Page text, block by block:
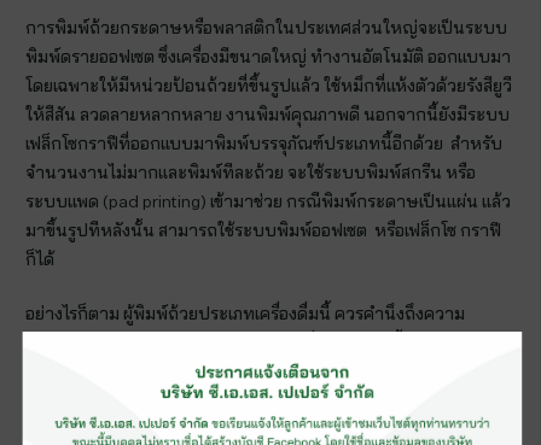
การพิมพ์ถ้วยกระดาษหรือพลาสติกในประเทศส่วนใหญ่จะเป็นระบบ
พิมพ์ดรายออฟเซต ซึ่งเครื่องมีขนาดใหญ่ ทำงานอัตโนมัติ ออกแบบมา
โดยเฉพาะให้มีหน่วยป้อนถ้วยที่ขึ้นรูปแล้ว ใช้หมึกที่แห้งตัวด้วยรังสียูวี
ให้สีสัน ลวดลายหลากหลาย งานพิมพ์คุณภาพดี นอกจากนี้ยังมีระบบ
เฟล็กโซกราฟีที่ออกแบบมาพิมพ์บรรจุภัณฑ์ประเภทนี้อีกด้วย สำหรับ
จำนวนงานไม่มากและพิมพ์ทีละถ้วย จะใช้ระบบพิมพ์สกรีน หรือ
ระบบแพด (pad printing) เข้ามาช่วย กรณีพิมพ์กระดาษเป็นแผ่น แล้ว
มาขึ้นรูปทีหลังนั้น สามารถใช้ระบบพิมพ์ออฟเซต หรือเฟล็กโซ กราฟี
ก็ได้
อย่างไรก็ตาม ผู้พิมพ์ถ้วยประเภทเครื่องดื่มนี้ ควรคำนึงถึงความ
หลุดติดมือขณะถือ หรือละลายเมื่อได้รับความชื้น เป็นต้น